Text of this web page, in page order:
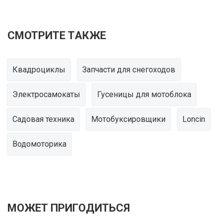
СМОТРИТЕ ТАКЖЕ
Квадроциклы Запчасти для снегоходов
Электросамокаты Гусеницы для мотоблока
Садовая техника Мотобуксировщики Loncin
Водомоторика
МОЖЕТ ПРИГОДИТЬСЯ